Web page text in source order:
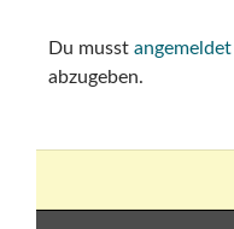
Du musst angemeldet
abzugeben.